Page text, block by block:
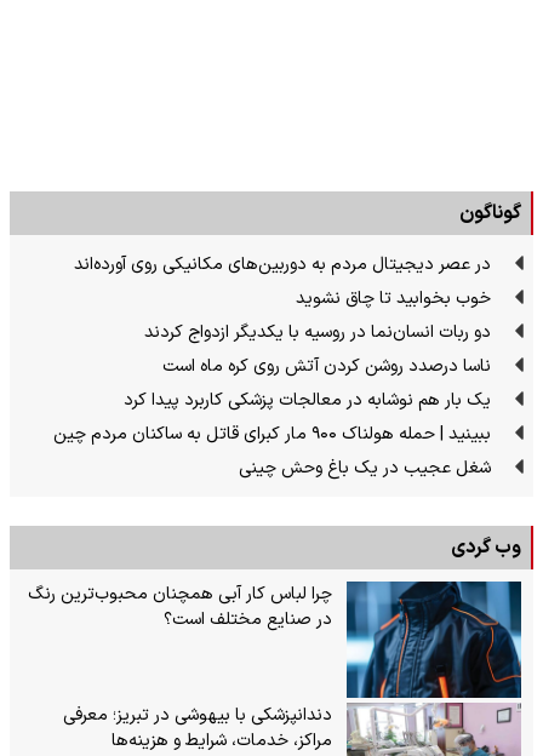
گوناگون
در عصر دیجیتال مردم به دوربین‌های مکانیکی روی آورده‌اند
خوب بخوابید تا چاق نشوید
دو ربات انسان‌نما در روسیه با یکدیگر ازدواج کردند
ناسا درصدد روشن کردن آتش روی کره ماه است
یک بار هم نوشابه در معالجات پزشکی کاربرد پیدا کرد
ببینید | حمله هولناک ۹۰۰ مار کبرای قاتل به ساکنان مردم چین
شغل عجیب در یک باغ وحش چینی
وب گردی
چرا لباس کار آبی همچنان محبوب‌ترین رنگ
در صنایع مختلف است؟
دندانپزشکی با بیهوشی در تبریز؛ معرفی
مراکز، خدمات، شرایط و هزینه‌ها